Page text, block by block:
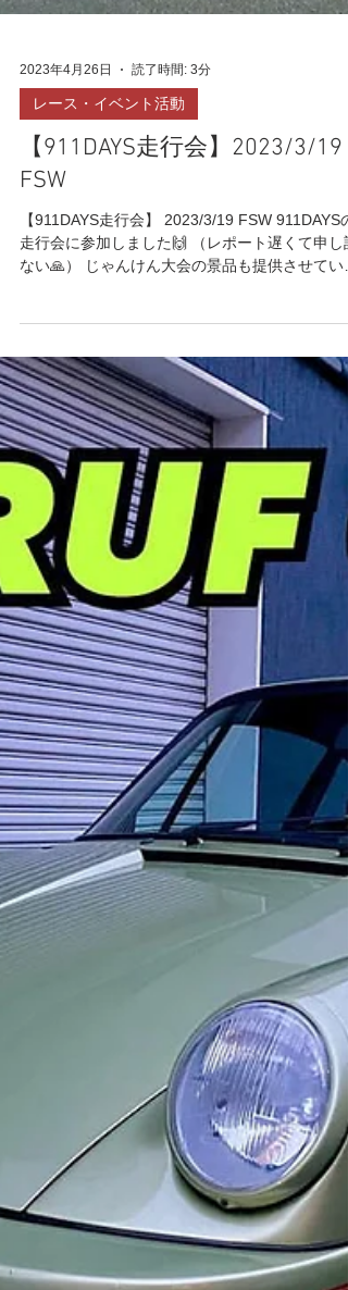
2023年4月26日 読了時間: 3分
レース・イベント活動
【911DAYS走行会】2023/3/19
FSW
【911DAYS走行会】 2023/3/19 FSW 911DAYSの
走行会に参加しました🙌 （レポート遅くて申し
ない🙏） じゃんけん大会の景品も提供させてい
だきました✨ ポルシェONLYの走行会は走る側も
ている側もどちらも大興奮です🐸💚...